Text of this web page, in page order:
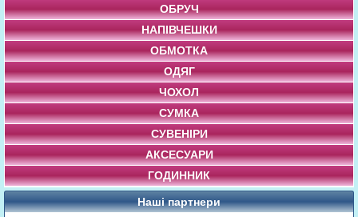
ОБРУЧ
НАПІВЧЕШКИ
ОБМОТКА
ОДЯГ
ЧОХОЛ
СУМКА
СУВЕНІРИ
АКСЕСУАРИ
ГОДИННИК
Наші партнери